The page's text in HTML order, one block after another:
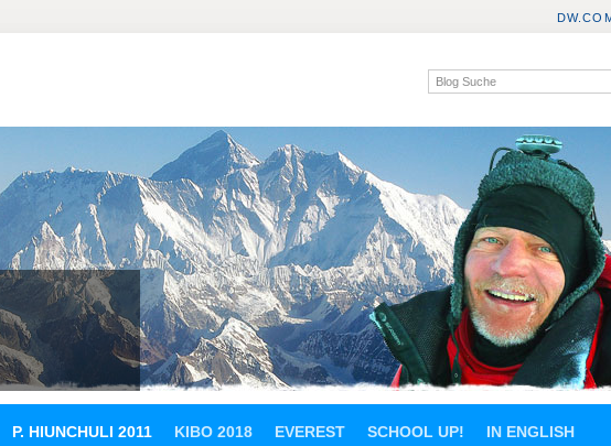
P. HIUNCHULI 2011 KIBO 2018 EVEREST SCHOOL UP! IN ENGLISH